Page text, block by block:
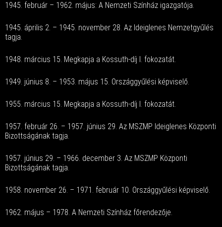
1945. február – 1962. május: A Nemzeti Színház igazgatója.
1945. április 2. – 1945. november 28. Az Ideiglenes Nemzetgyűlés
tagja.
1948. március 15. Megkapja a Kossuth-díj I. fokozatát.
1949. június 8. – 1953. május 15. Országgyűlési képviselő.
1955. március 15. Megkapja a Kossuth-díj I. fokozatát.
1957. február 26. – 1957. június 29. Az MSZMP Ideiglenes Központi
Bizottságának tagja.
1957. június 29. – 1966. december 3. Az MSZMP Központi
Bizottságának tagja.
1958. november 26. – 1971. február 10. Országgyűlési képviselő.
1962. május – 1978. A Nemzeti Színház főrendezője.